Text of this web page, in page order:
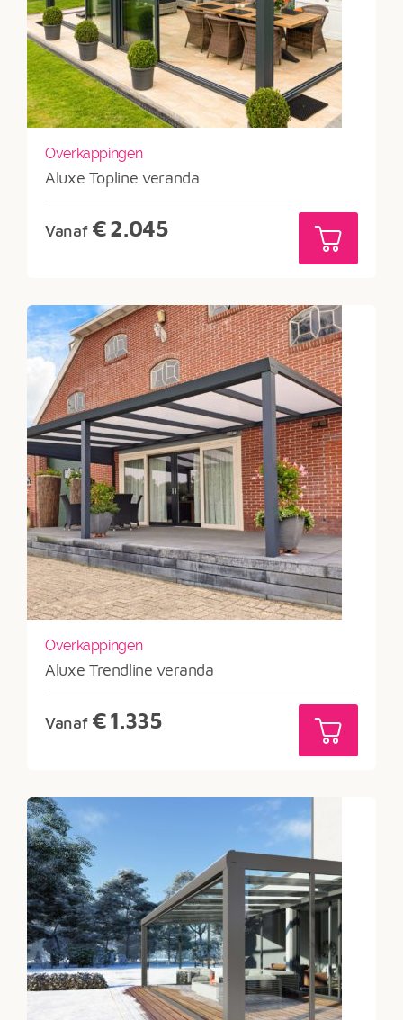
Overkappingen
Aluxe Topline veranda
Vanaf €2.045
Overkappingen
Aluxe Trendline veranda
Vanaf €1.335